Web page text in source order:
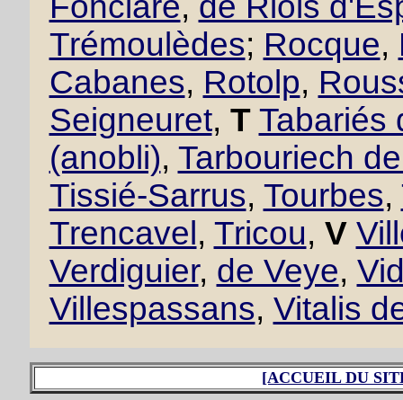
Trémoulèdes; Rocque,
Cabanes, Rotolp,
Seigneuret, T Tabariés
(anobli), Tarbouriech
Tissié-Sarrus, Tourbes,
Trencavel , Tricou, V
Verdiguier, de Veye,
Villespassans, Vitalis
[ACCUEIL DU